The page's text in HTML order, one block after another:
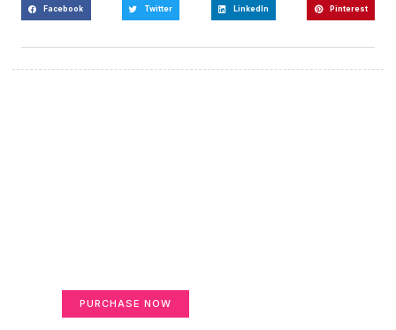
Facebook Twitter LinkedIn Pinterest
PURCHASE NOW